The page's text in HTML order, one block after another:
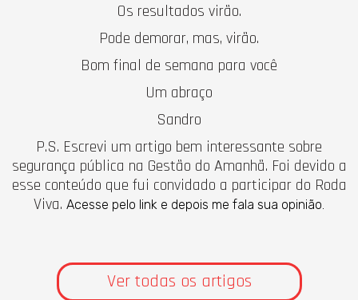
Os resultados virão.
Pode demorar, mas, virão.
Bom final de semana para você
Um abraço
Sandro
P.S. Escrevi um artigo bem interessante sobre
segurança pública na Gestão do Amanhã. Foi devido a
esse conteúdo que fui convidado a participar do Roda
Viva. Acesse pelo link e depois me fala sua opinião.
Ver todas os artigos